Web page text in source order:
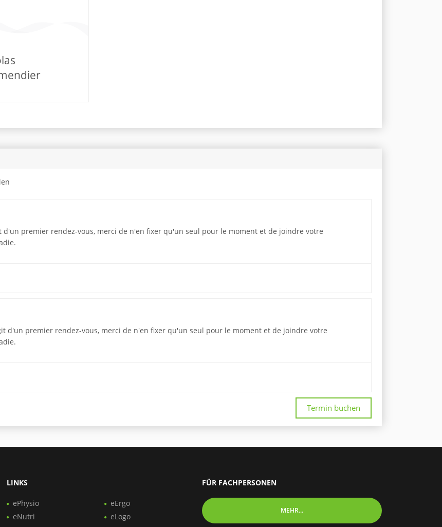
d'un premier rendez-vous, merci de n'en fixer qu'un seul pour le moment et de joindre votre
d'un premier rendez-vous, merci de n'en fixer qu'un seul pour le moment et de joindre votre
Termin buchen
LINKS
ePhysio
eNutri
eErgo
eLogo
FÜR FACHPERSONEN
MEHR...